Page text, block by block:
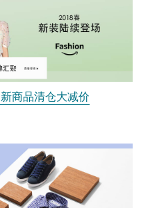
商品清仓大减价